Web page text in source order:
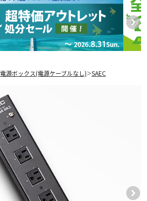
電源ボックス(電源ケーブルなし)＞SAEC